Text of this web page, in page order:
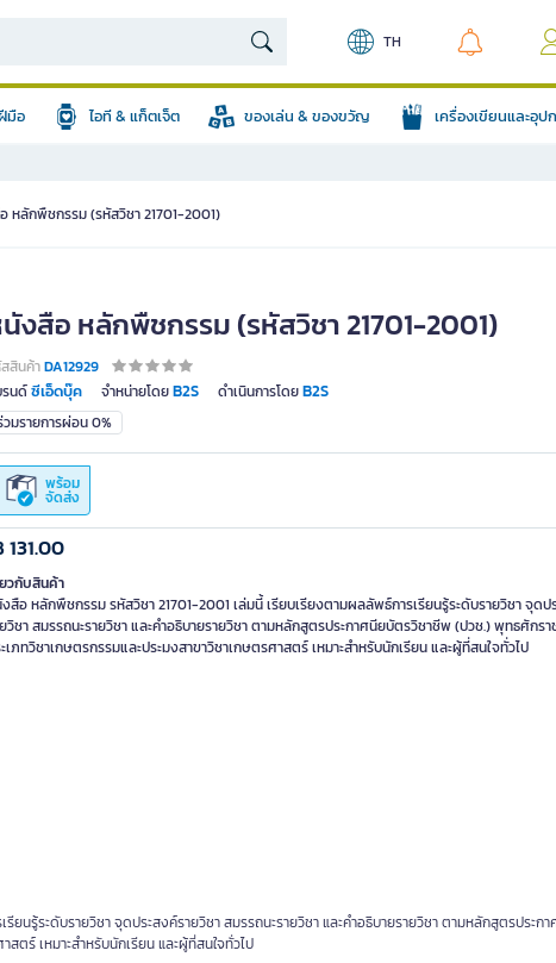
TH
มือ ไอที & แก็ตเจ็ต ของเล่น & ของขวัญ เครื่องเขียนและอุ
หลักพืชกรรม (รหัสวิชา 21701-2001)
งสือ หลักพืชกรรม (รหัสวิชา 21701-2001)
สินค้าDA12929
นด์ซีเอ็ดบุ๊ค จำหน่ายโดยB2S ดำเนินการโดยB2S
วมรายการผ่อน 0%
พร้อม
จัดส่ง
131.00
วกับสินค้า
สือ หลักพืชกรรม รหัสวิชา 21701-2001 เล่มนี้ เรียบเรียงตามผลลัพธ์การเรียนรู้ระดับรายวิชา จุดป
วิชา สมรรถนะรายวิชา และคำอธิบายรายวิชา ตามหลักสูตรประกาศนียบัตรวิชาชีพ (ปวช.) พุทธศักรา
เภทวิชาเกษตรกรรมและประมงสาขาวิชาเกษตรศาสตร์ เหมาะสำหรับนักเรียน และผู้ที่สนใจทั่วไป
รู้ระดับรายวิชา จุดประสงค์รายวิชา สมรรถนะรายวิชา และคำอธิบายรายวิชา ตามหลักสูตรประก
ตร์ เหมาะสำหรับนักเรียน และผู้ที่สนใจทั่วไป